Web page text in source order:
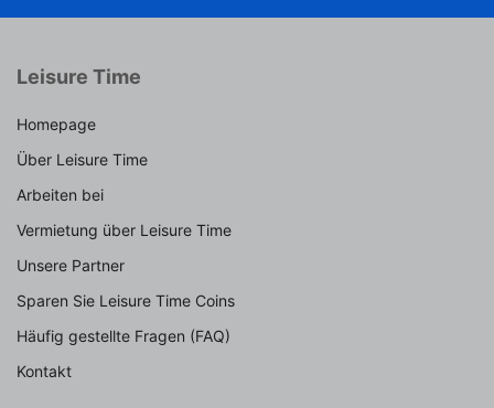
Leisure Time
Homepage
Über Leisure Time
Arbeiten bei
Vermietung über Leisure Time
Unsere Partner
Sparen Sie Leisure Time Coins
Häufig gestellte Fragen (FAQ)
Kontakt